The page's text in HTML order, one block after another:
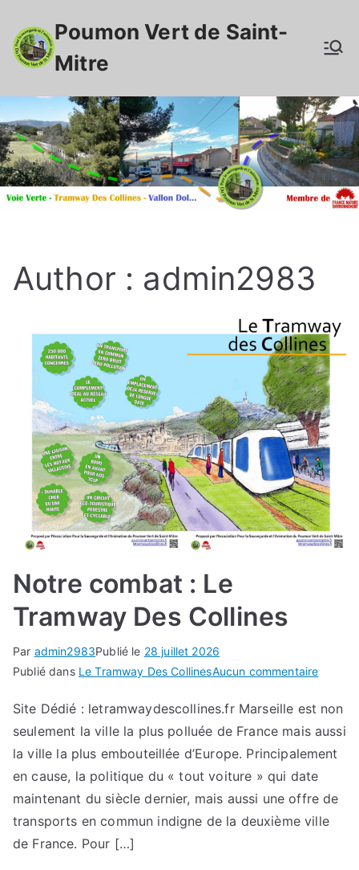
contenu
Poumon Vert de Saint-
Mitre
Author : admin2983
Notre combat : Le
Tramway Des Collines
Par admin2983Publié le 28 juillet 2026
Publié dans Le Tramway Des CollinesAucun commentairesur
combat
:
Le
Des
Site Dédié : letramwaydescollines.fr Marseille est non
seulement la ville la plus polluée de France mais aussi
la ville la plus embouteillée d’Europe. Principalement
en cause, la politique du « tout voiture » qui date
maintenant du siècle dernier, mais aussi une offre de
transports en commun indigne de la deuxième ville
de France. Pour […]